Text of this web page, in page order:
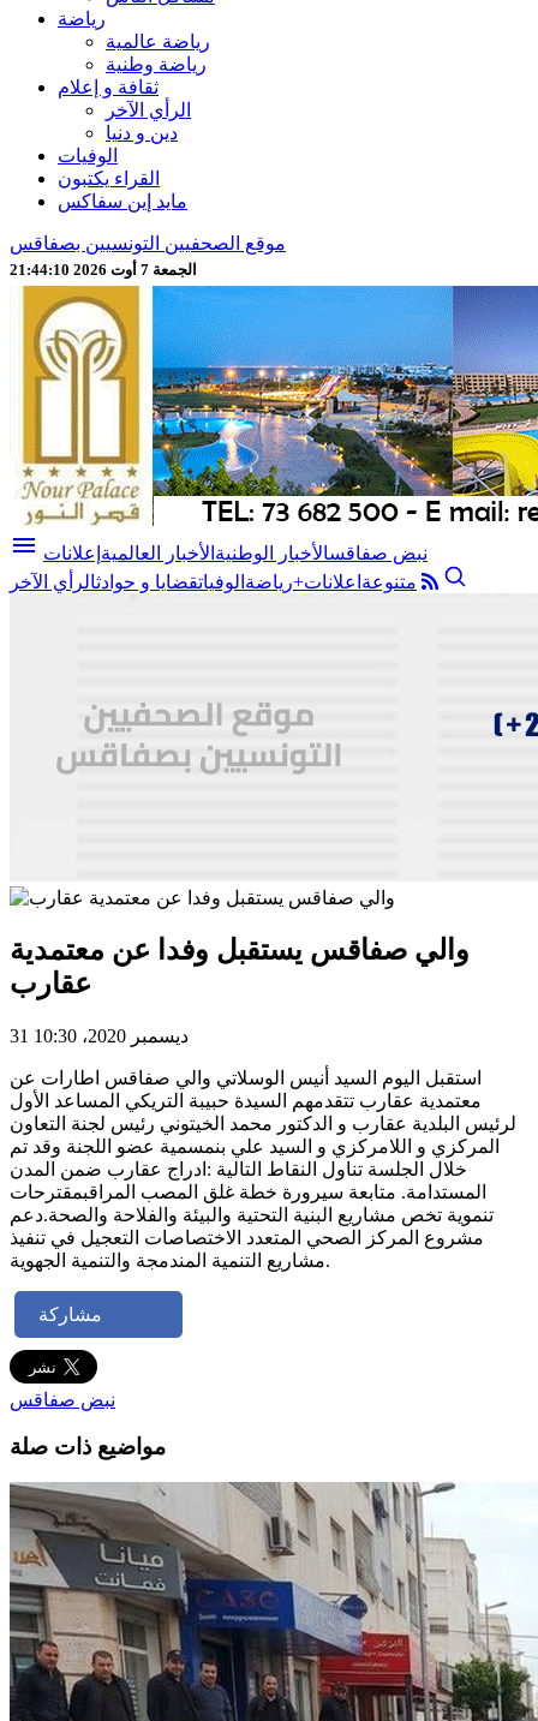
رياضة
رياضة عالمية
رياضة وطنية
ثقافة و إعلام
الرأي الآخر
دين و دنيا
الوفيات
القراء يكتبون
مايد إين سفاكس
موقع الصحفيين التونسيين بصفاقس
الجمعة 7 أوت 2026 21:44:12
menu نبض صفاقسالأخبار الوطنية الأخبار العالمية إعلانات
متنوعة اعلانات+رياضة الوفياتقضايا و حوادثالرأي الآخر
والي صفاقس يستقبل وفدا عن معتمدية
عقارب
31 ديسمبر 2020، 10:30
استقبل اليوم السيد أنيس الوسلاتي والي صفاقس اطارات عن
معتمدية عقارب تتقدمهم السيدة حبيبة التريكي المساعد الأول
لرئيس البلدية عقارب و الدكتور محمد الخيتوني رئيس لجنة التعاون
المركزي و اللامركزي و السيد علي بنمسمية عضو اللجنة وقد تم
خلال الجلسة تناول النقاط التالية :ادراج عقارب ضمن المدن
المستدامة. متابعة سيرورة خطة غلق المصب المراقبمقترحات
تنموية تخص مشاريع البنية التحتية والبيئة والفلاحة والصحة.دعم
مشروع المركز الصحي المتعدد الاختصاصات التعجيل في تنفيذ
مشاريع التنمية المندمجة والتنمية الجهوية.
مشاركة
نبض صفاقس
مواضيع ذات صلة